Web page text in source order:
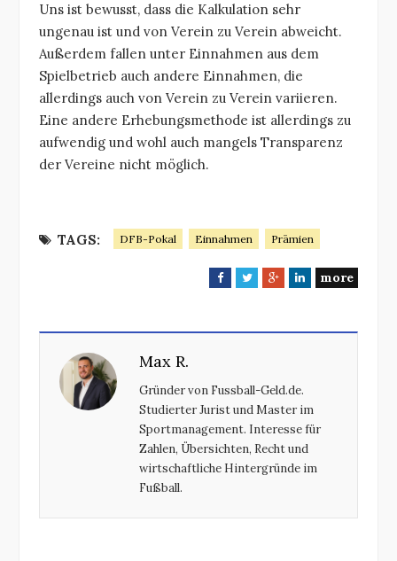
Uns ist bewusst, dass die Kalkulation sehr
ungenau ist und von Verein zu Verein abweicht.
Außerdem fallen unter Einnahmen aus dem
Spielbetrieb auch andere Einnahmen, die
allerdings auch von Verein zu Verein variieren.
Eine andere Erhebungsmethode ist allerdings zu
aufwendig und wohl auch mangels Transparenz
der Vereine nicht möglich.
TAGS: DFB-Pokal Einnahmen Prämien
F
T
G
L
more
Max R.
Gründer von Fussball-Geld.de.
Studierter Jurist und Master im
Sportmanagement. Interesse für
Zahlen, Übersichten, Recht und
wirtschaftliche Hintergründe im
Fußball.